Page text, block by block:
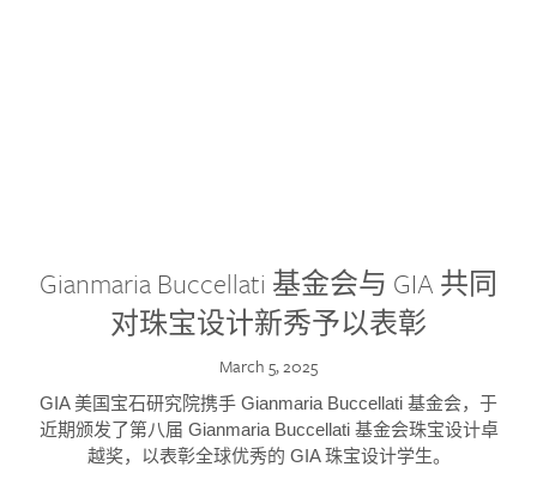
Gianmaria Buccellati 基金会与 GIA 共同
对珠宝设计新秀予以表彰
March 5, 2025
GIA 美国宝石研究院携手 Gianmaria Buccellati 基金会，于
近期颁发了第八届 Gianmaria Buccellati 基金会珠宝设计卓
越奖，以表彰全球优秀的 GIA 珠宝设计学生。